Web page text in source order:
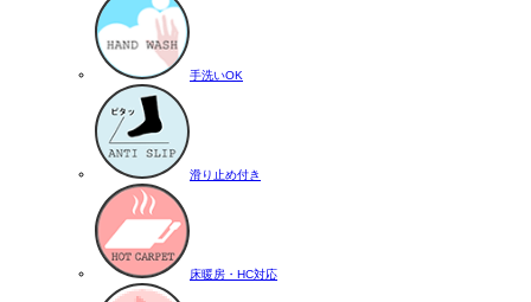
手洗いOK
滑り止め付き
床暖房・HC対応